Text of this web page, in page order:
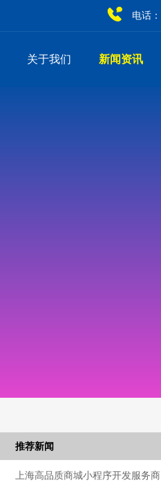
电话：
关于我们 新闻资讯
推荐新闻
上海高品质商城小程序开发服务商